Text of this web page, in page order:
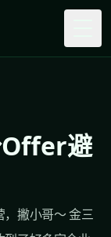
Offer避
撇小哥～ 金三